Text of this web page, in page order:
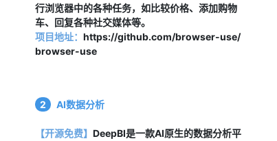
行浏览器中的各种任务，如比较价格、添加购物
车、回复各种社交媒体等。
项目地址： https://github.com/browser-use/
browser-use
2 AI数据分析
【开源免费】 DeepBI是一款AI原生的数据分析平